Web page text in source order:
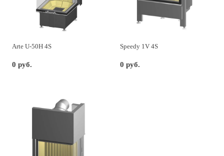
Arte U-50H 4S
0 руб.
Speedy 1V 4S
0 руб.